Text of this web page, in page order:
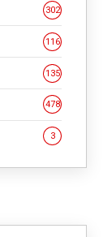
302
116
135
478
3